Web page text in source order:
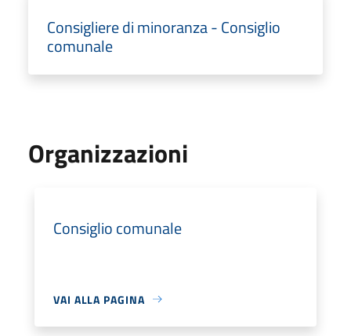
Consigliere di minoranza - Consiglio
comunale
Organizzazioni
Consiglio comunale
VAI ALLA PAGINA